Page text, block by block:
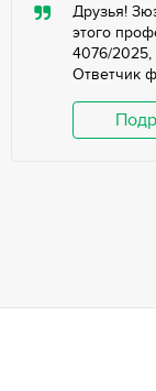
Друзья!
этого
4076/
Ответчик